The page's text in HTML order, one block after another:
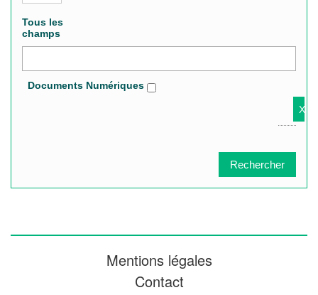
Tous les
champs
Documents Numériques
Mentions légales
Contact